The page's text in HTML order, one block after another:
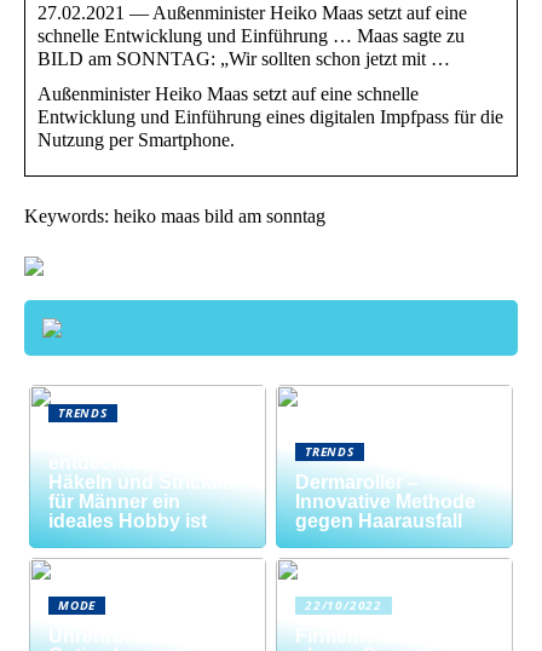
27.02.2021 — Außenminister Heiko Maas setzt auf eine
schnelle Entwicklung und Einführung … Maas sagte zu
BILD am SONNTAG: „Wir sollten schon jetzt mit …
Außenminister Heiko Maas setzt auf eine schnelle
Entwicklung und Einführung eines digitalen Impfpass für die
Nutzung per Smartphone.
Keywords: heiko maas bild am sonntag
TRENDS
entdecken: Warum
Häkeln und Stricken
für Männer ein
ideales Hobby ist
TRENDS
Dermaroller –
Innovative Methode
gegen Haarausfall
MODE
Uhrenrolle: Die
22/10/2022
Firmenfeier? So